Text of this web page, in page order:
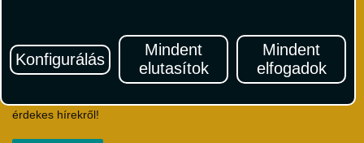
Konfigurálás
Mindent
elutasítok
Mindent
elfogadok
Hírlevél
Iratkozzon fel Magyarország egyik legszínesebb utazási
érdekes hírekről!